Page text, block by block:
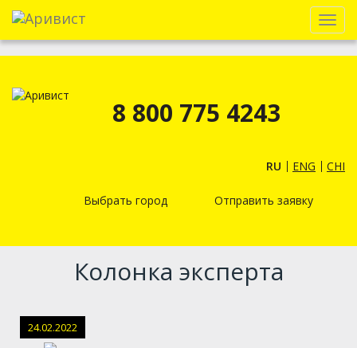
Menu
8 800 775 4243
RU ENG CHI
Выбрать город Отправить заявку
Колонка эксперта
24.02.2022